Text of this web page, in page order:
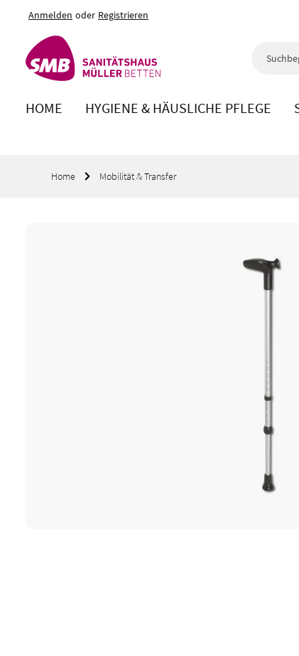
Hauptinhalt springen
Zur Suche springen
Zur Hauptnavigation springen
Anmelden oder Registrieren
HOME HYGIENE & HÄUSLICHE PFLEGE
Home Mobilität & Transfer